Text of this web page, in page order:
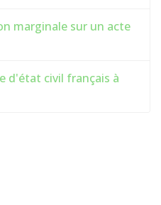
marginale sur un acte
d'état civil français à